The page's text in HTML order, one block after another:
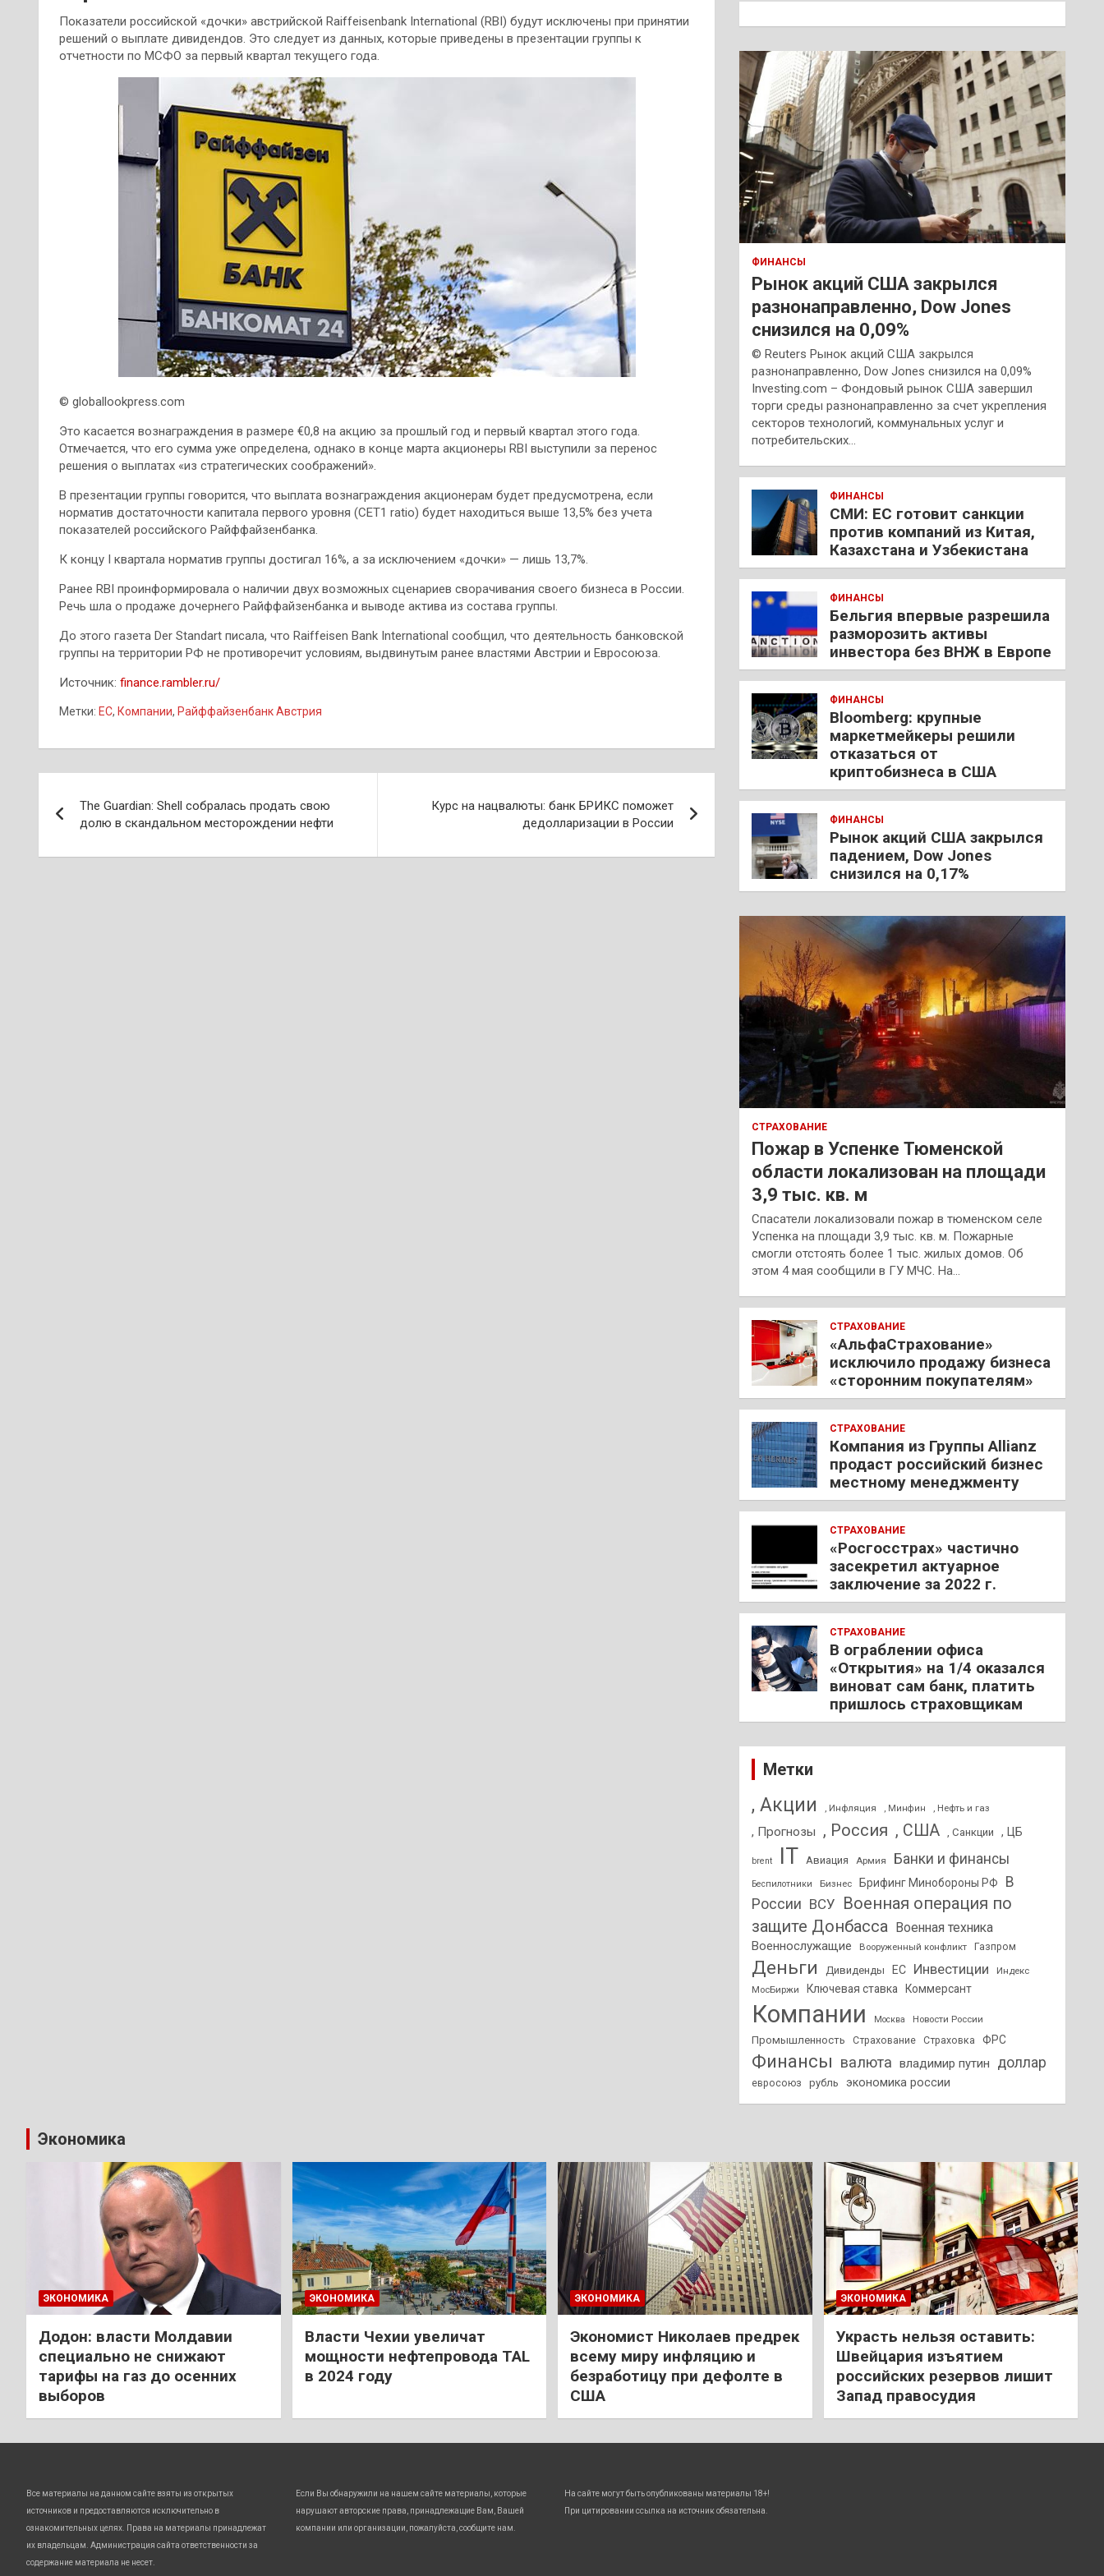
Показатели российской «дочки» австрийской Raiffeisenbank International (RBI) будут исключены при принятии
решений о выплате дивидендов. Это следует из данных, которые приведены в презентации группы к
отчетности по МСФО за первый квартал текущего года.
© globallookpress.com
Это касается вознаграждения в размере €0,8 на акцию за прошлый год и первый квартал этого года.
Отмечается, что его сумма уже определена, однако в конце марта акционеры RBI выступили за перенос
решения о выплатах «из стратегических соображений».
В презентации группы говорится, что выплата вознаграждения акционерам будет предусмотрена, если
норматив достаточности капитала первого уровня (CET1 ratio) будет находиться выше 13,5% без учета
показателей российского Райффайзенбанка.
К концу I квартала норматив группы достигал 16%, а за исключением «дочки» — лишь 13,7%.
Ранее RBI проинформировала о наличии двух возможных сценариев сворачивания своего бизнеса в России.
Речь шла о продаже дочернего Райффайзенбанка и выводе актива из состава группы.
До этого газета Der Standart писала, что Raiffeisen Bank International сообщил, что деятельность банковской
группы на территории РФ не противоречит условиям, выдвинутым ранее властями Австрии и Евросоюза.
Источник: finance.rambler.ru/
Метки: ЕС, Компании, Райффайзенбанк Австрия
по
записям
The Guardian: Shell собралась продать свою
долю в скандальном месторождении нефти
Курс на нацвалюты: банк БРИКС поможет
дедолларизации в России
к
ФИНАНСЫ
Рынок акций США закрылся
разнонаправленно, Dow Jones
снизился на 0,09%
© Reuters Рынок акций США закрылся
разнонаправленно, Dow Jones снизился на 0,09%
Investing.com – Фондовый рынок США завершил
торги среды разнонаправленно за счет укрепления
секторов технологий, коммунальных услуг и
потребительских…
ФИНАНСЫ
СМИ: ЕС готовит санкции
против компаний из Китая,
Казахстана и Узбекистана
ФИНАНСЫ
Бельгия впервые разрешила
разморозить активы
инвестора без ВНЖ в Европе
ФИНАНСЫ
Bloomberg: крупные
маркетмейкеры решили
отказаться от
криптобизнеса в США
ФИНАНСЫ
Рынок акций США закрылся
падением, Dow Jones
снизился на 0,17%
СТРАХОВАНИЕ
Пожар в Успенке Тюменской
области локализован на площади
3,9 тыс. кв. м
Спасатели локализовали пожар в тюменском селе
Успенка на площади 3,9 тыс. кв. м. Пожарные
смогли отстоять более 1 тыс. жилых домов. Об
этом 4 мая сообщили в ГУ МЧС. На…
СТРАХОВАНИЕ
«АльфаСтрахование»
исключило продажу бизнеса
«сторонним покупателям»
СТРАХОВАНИЕ
Компания из Группы Allianz
продаст российский бизнес
местному менеджменту
СТРАХОВАНИЕ
«Росгосстрах» частично
засекретил актуарное
заключение за 2022 г.
СТРАХОВАНИЕ
В ограблении офиса
«Открытия» на 1/4 оказался
виноват сам банк, платить
пришлось страховщикам
Метки
, Акции , Инфляция , Минфин , Нефть и газ
, Прогнозы , Россия , США , Санкции , ЦБ
brent IT Авиация Армия Банки и финансы
Беспилотники Бизнес Брифинг Минобороны РФ
В
России ВСУ Военная операция по
защите Донбасса Военная техника
Военнослужащие Вооруженный конфликт Газпром
Деньги Дивиденды ЕС Инвестиции
Индекс
МосБиржи
Ключевая ставка Коммерсант
Компании Москва Новости России
Промышленность Страхование Страховка ФРС
Финансы валюта владимир путин доллар
евросоюз рубль экономика россии
Экономика
ЭКОНОМИКА
Додон: власти Молдавии
специально не снижают
тарифы на газ до осенних
выборов
ЭКОНОМИКА
Власти Чехии увеличат
мощности нефтепровода TAL
в 2024 году
ЭКОНОМИКА
Экономист Николаев предрек
всему миру инфляцию и
безработицу при дефолте в
США
ЭКОНОМИКА
Украсть нельзя оставить:
Швейцария изъятием
российских резервов лишит
Запад правосудия
Все материалы на данном сайте взяты из открытых
источников и предоставляются исключительно в
ознакомительных целях. Права на материалы принадлежат
их владельцам. Администрация сайта ответственности за
содержание материала не несет.
Если Вы обнаружили на нашем сайте материалы, которые
нарушают авторские права, принадлежащие Вам, Вашей
компании или организации, пожалуйста, сообщите нам.
На сайте могут быть опубликованы материалы 18+!
При цитировании ссылка на источник обязательна.